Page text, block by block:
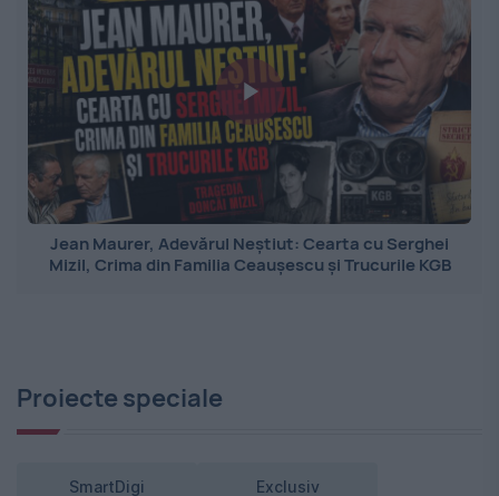
Jean Maurer, Adevărul Neștiut: Cearta cu Serghei
Mizil, Crima din Familia Ceaușescu și Trucurile KGB
Proiecte speciale
SmartDigi Exclusiv